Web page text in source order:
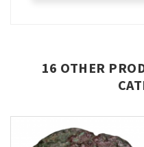
16 OTHER